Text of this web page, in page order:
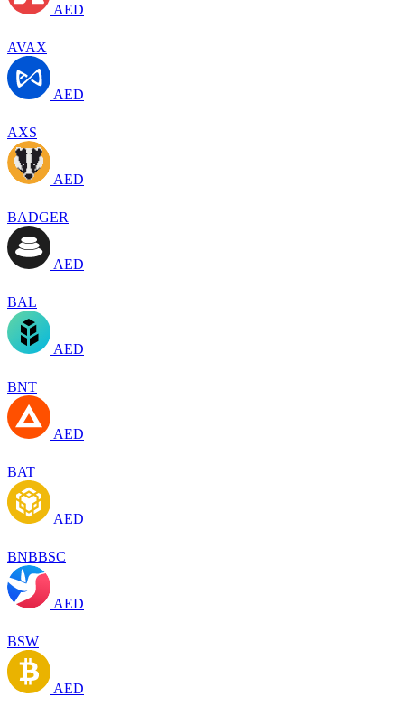
AED
AVAX
AED
AXS
AED
BADGER
AED
BAL
AED
BNT
AED
BAT
AED
BNBBSC
AED
BSW
AED